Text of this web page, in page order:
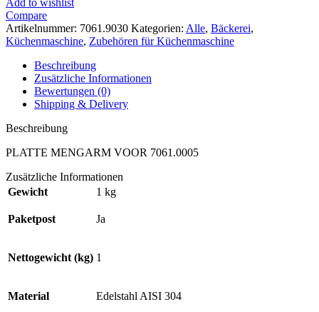
Compare
Artikelnummer: 7061.9030 Kategorien: Alle, Bäckerei,
Küchenmaschine, Zubehören für Küchenmaschine
Beschreibung
Zusätzliche Informationen
Bewertungen (0)
Shipping & Delivery
Beschreibung
PLATTE MENGARM VOOR 7061.0005
Zusätzliche Informationen
Gewicht
1 kg
Paketpost Ja
Nettogewicht (kg) 1
Material Edelstahl AISI 304